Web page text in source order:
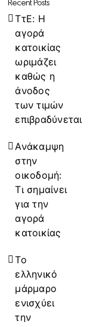
ΤτΕ: Η
αγορά
κατοικίας
ωριμάζει
καθώς η
άνοδος
των τιμών
επιβραδύνεται
Ανάκαμψη
στην
οικοδομή:
Τι σημαίνει
για την
αγορά
κατοικίας
Το
ελληνικό
μάρμαρο
ενισχύει
την